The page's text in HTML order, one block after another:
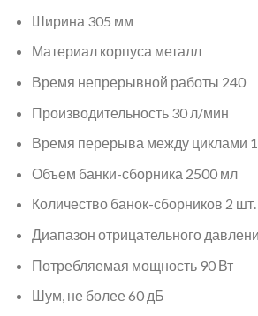
Ширина 305 мм
Материал корпуса металл
Время непрерывной работы 240
Производительность 30 л/мин
Время перерыва между циклами
Объем банки-сборника 2500 мл
Количество банок-сборников 2 шт.
Диапазон отрицательного
Потребляемая мощность 90 Вт
Шум, не более 60 дБ